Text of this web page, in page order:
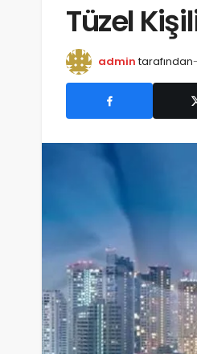
Tüzel
admin tarafından